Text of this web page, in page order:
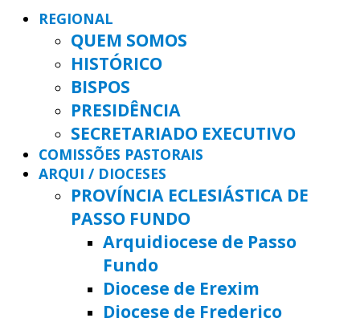
REGIONAL
QUEM SOMOS
HISTÓRICO
BISPOS
PRESIDÊNCIA
SECRETARIADO EXECUTIVO
COMISSÕES PASTORAIS
ARQUI / DIOCESES
PROVÍNCIA ECLESIÁSTICA DE
PASSO FUNDO
Arquidiocese de Passo
Fundo
Diocese de Erexim
Diocese de Frederico